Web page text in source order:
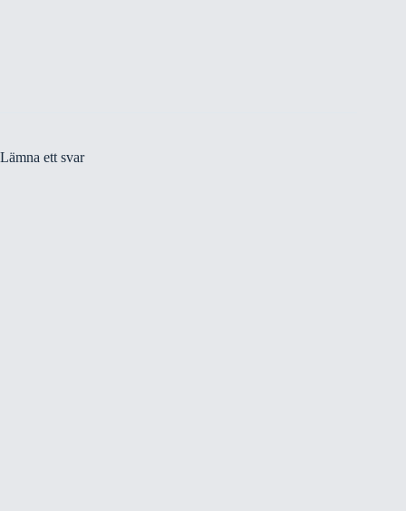
Lämna ett svar